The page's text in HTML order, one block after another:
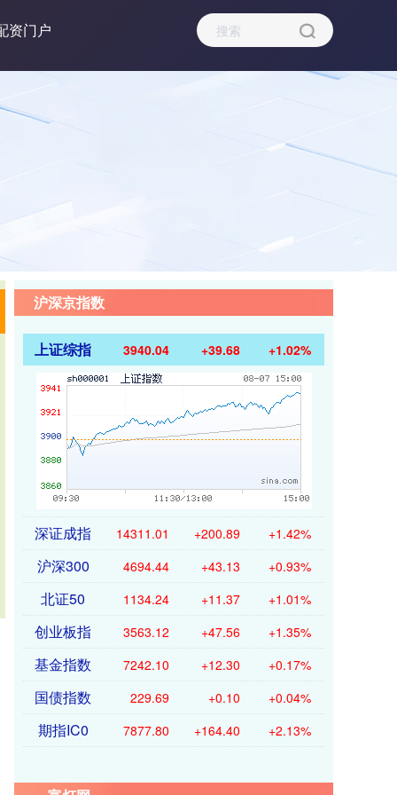
资门户
沪深京指数
上证综指 3940.04 +39.68 +1.02%
深证成指 14311.01 +200.89 +1.42%
沪深300 4694.44 +43.13 +0.93%
北证50 1134.24 +11.37 +1.01%
创业板指 3563.12 +47.56 +1.35%
基金指数 7242.10 +12.30 +0.17%
国债指数 229.69 +0.10 +0.04%
期指IC0 7877.80 +164.40 +2.13%